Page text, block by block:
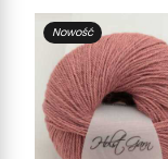
Nowość